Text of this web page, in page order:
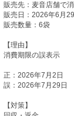
販売先：麦音店舗で
販売日：2026年6月
販売数量：6袋
【理由】
消費期限の誤表示
正：2026年7月2日
誤：2026年7月29日
【対策】